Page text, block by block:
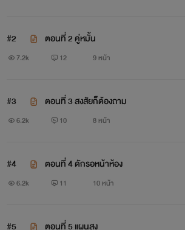
#2 ตอนที่ 2 คู่หมั้น
7.2k 12 9 หน้า
#3 ตอนที่ 3 สงสัยก็ต้องถาม
6.2k 10 8 หน้า
#4 ตอนที่ 4 ดักรอหน้าห้อง
6.2k 11 10 หน้า
#5 ตอนที่ 5 แผนสูง